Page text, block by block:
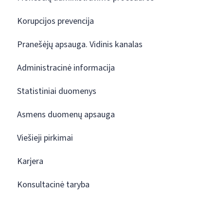
Korupcijos prevencija
Pranešėjų apsauga. Vidinis kanalas
Administracinė informacija
Statistiniai duomenys
Asmens duomenų apsauga
Viešieji pirkimai
Karjera
Konsultacinė taryba